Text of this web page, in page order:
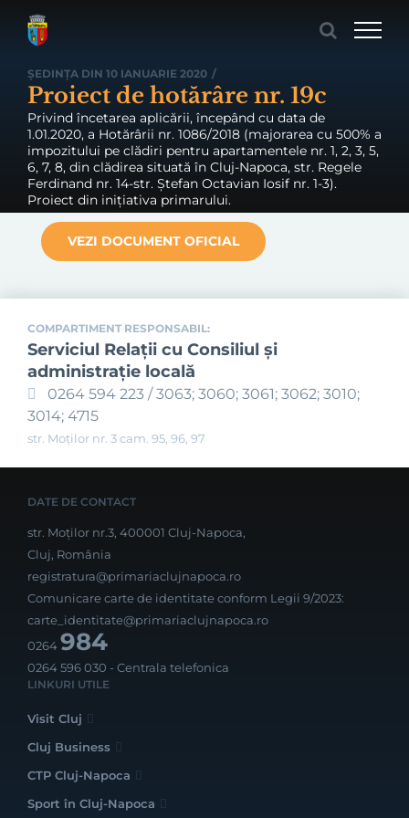
ȘEDINȚA DIN 10 IANUARIE 2020 /
Proiect de hotărâre nr. 19c
Privind încetarea aplicării, începând cu data de
1.01.2020, a Hotărârii nr. 1086/2018 (majorarea cu 500% a
impozitului pe clădiri pentru apartamentele nr. 1, 2, 3, 5,
6, 7, 8, din clădirea situată în Cluj-Napoca, str. Regele
Ferdinand nr. 14-str. Ștefan Octavian Iosif nr. 1-3).
Proiect din inițiativa primarului.
VEZI DOCUMENT OFICIAL
COMPARTIMENT RESPONSABIL:
Serviciul Relaţii cu Consiliul şi
administraţie locală
0264 594 223 / 3063; 3060; 3061; 3062; 3010;
3014; 4715
str. Moților nr. 3 cam. 95, 96, 97
DATE DE CONTACT
str. Moților nr.3, 400001 Cluj-Napoca,
Cluj, România
registratura@primariaclujnapoca.ro
Comunicare carte de identitate conform Legii 9/2023:
carte_identitate@primariaclujnapoca.ro
0264984
0264 596 030 - Centrala telefonica
LINKURI UTILE
Visit Cluj
Cluj Business
CTP Cluj-Napoca
Sport în Cluj-Napoca